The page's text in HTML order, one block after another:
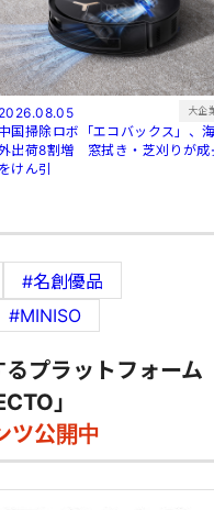
2026.08.05 大企
国掃除ロボ「エコバックス」、
出荷8割増 窓拭き・芝刈りが成
をけん引
#名創優品
#MINISO
プラットフォーム
」
ツ公開中